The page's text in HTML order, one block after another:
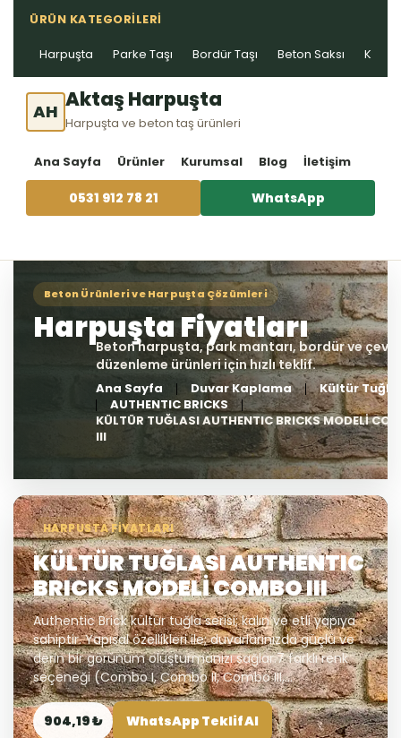
ÜRÜN KATEGORILERI
Harpuşta Parke Taşı Bordür Taşı Beton Saksı Kablo
AH Aktaş Harpuşta
Harpuşta ve beton taş ürünleri
Ana Sayfa Ürünler Kurumsal Blog İletişim
0531 912 78 21 WhatsApp
Ana Sayfa Duvar Kaplama
Kültür
AUTHENTIC BRICKS
KÜLTÜR TUĞLASI AUTHENTIC BRICKS MODELİ
III
HARPUSTA FIYATLARI
KÜLTÜR TUĞLASI AUTHENTIC
BRICKS MODELİ COMBO III
Authentic Brick kültür tuğla serisi; kalın ve etli yapıya
sahiptir. Yapısal özellikleri ile; duvarlarınızda güçlü ve
derin bir görünüm oluşturmanızı sağlar.7 farklı renk
seçeneği (Combo I, Combo II, Combo III,...
904,19 ₺ WhatsApp Teklif Al